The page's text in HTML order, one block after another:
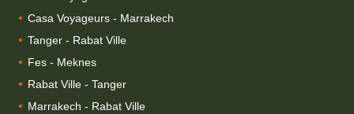
Casa Voyageurs - Marrakech
Tanger - Rabat Ville
Fes - Meknes
Rabat Ville - Tanger
Marrakech - Rabat Ville